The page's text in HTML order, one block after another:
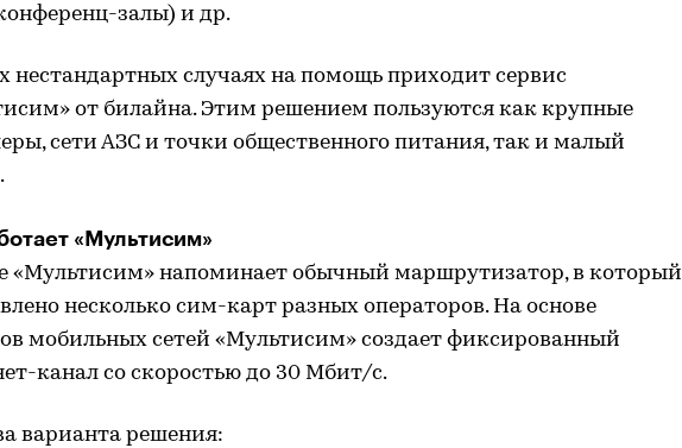
залы) и др.
нестандартных случаях на помощь приходит сервис
от билайна. Этим решением пользуются как крупные
сети АЗС и точки общественного питания, так и малый
«Мультисим»
«Мультисим» напоминает обычный маршрутизатор, в который
несколько сим-карт разных операторов. На основе
мобильных сетей «Мультисим» создает фиксированный
канал со скоростью до 30 Мбит/с.
варианта решения: